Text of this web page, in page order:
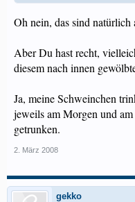
Oh nein, das sind natürlich
Aber Du hast recht,
diesem nach innen
Ja, meine Schweinchen
jeweils am Morgen und
getrunken.
2. März 2008
gekko